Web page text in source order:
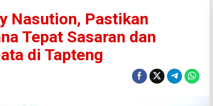
Nasution, Pastikan
Tepat Sasaran dan
di Tapteng